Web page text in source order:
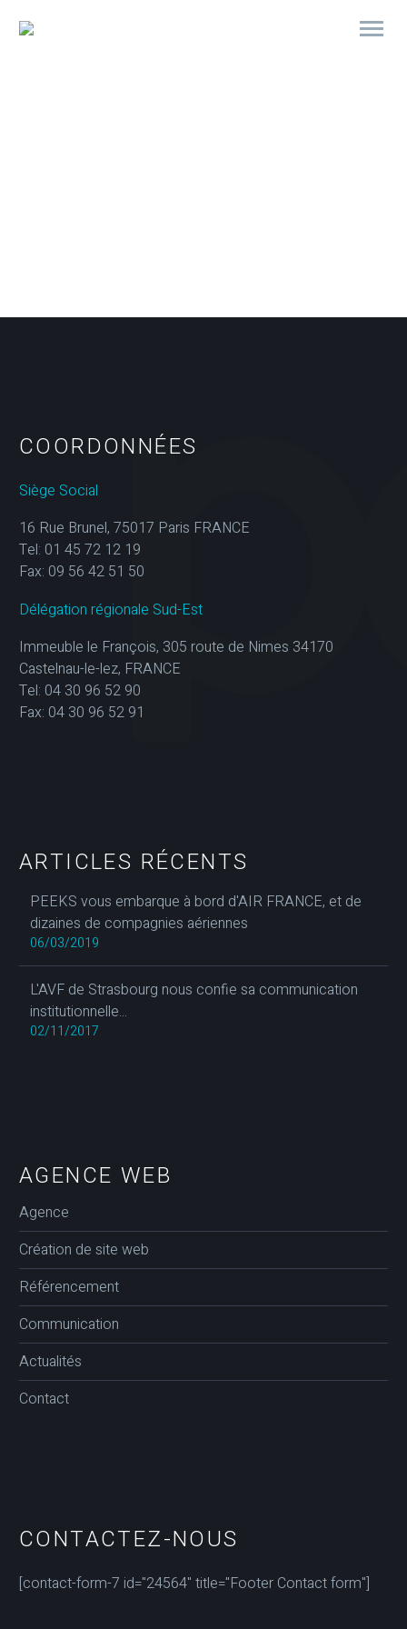
COORDONNÉES
Siège Social
16 Rue Brunel, 75017 Paris FRANCE
Tel: 01 45 72 12 19
Fax: 09 56 42 51 50
Délégation régionale Sud-Est
Immeuble le François, 305 route de Nimes 34170
Castelnau-le-lez, FRANCE
Tel: 04 30 96 52 90
Fax: 04 30 96 52 91
ARTICLES RÉCENTS
PEEKS vous embarque à bord d'AIR FRANCE, et de
dizaines de compagnies aériennes
06/03/2019
L'AVF de Strasbourg nous confie sa communication
institutionnelle...
02/11/2017
AGENCE WEB
Agence
Création de site web
Référencement
Communication
Actualités
Contact
CONTACTEZ-NOUS
[contact-form-7 id="24564" title="Footer Contact form"]